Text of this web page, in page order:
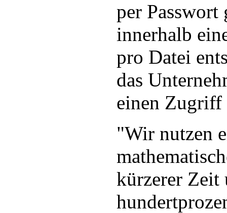
per Passwort
innerhalb
pro Datei
das
einen Zugriff
"Wir nutzen
kürzerer Zeit